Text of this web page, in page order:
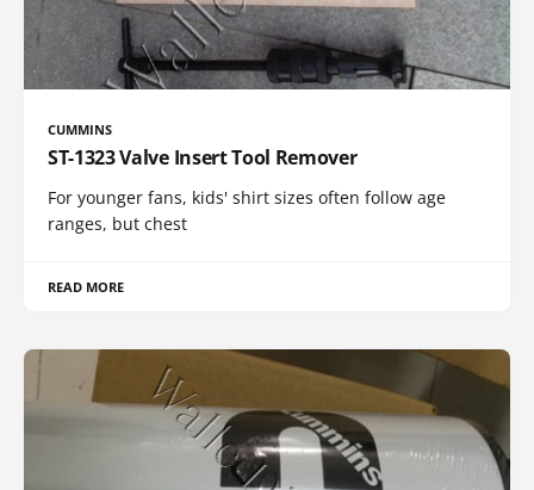
CUMMINS
ST-1323 Valve Insert Tool Remover
For younger fans, kids' shirt sizes often follow age
ranges, but chest
READ MORE